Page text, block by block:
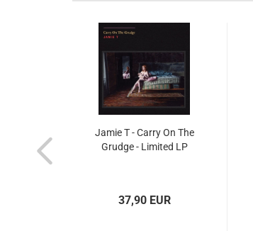
Jamie T - Carry On The
Grudge - Limited LP
37,90 EUR